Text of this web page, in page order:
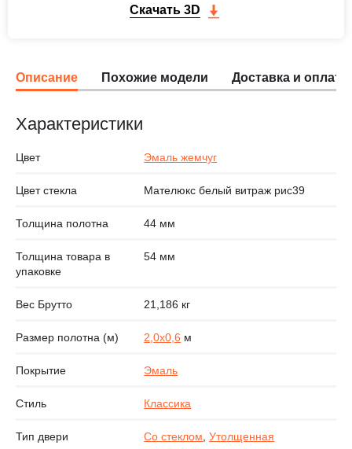
Скачать 3D
Описание Похожие модели Доставка и оплата
Характеристики
Цвет Эмаль жемчуг
Цвет стекла Мателюкс белый витраж рис39
Толщина полотна 44 мм
Толщина товара в
упаковке
54 мм
Вес Брутто 21,186 кг
Размер полотна (м) 2,0х0,6 м
Покрытие Эмаль
Стиль Классика
Тип двери Со стеклом,Утолщенная